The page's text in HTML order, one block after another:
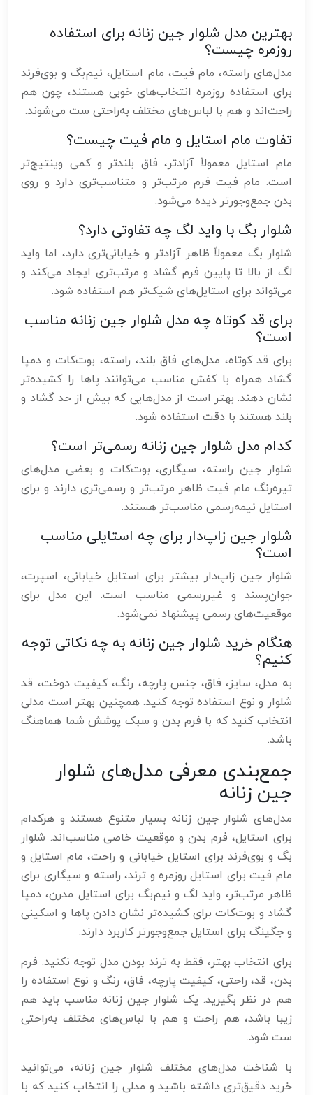
بهترین مدل شلوار جین زنانه برای استفاده
روزمره چیست؟
مدل‌های راسته، مام فیت، مام استایل، نیم‌بگ و بوی‌فرند
برای استفاده روزمره انتخاب‌های خوبی هستند، چون هم
راحت‌اند و هم با لباس‌های مختلف به‌راحتی ست می‌شوند.
تفاوت مام استایل و مام فیت چیست؟
مام استایل معمولاً آزادتر، فاق بلندتر و کمی وینتیج‌تر
است. مام فیت فرم مرتب‌تر و متناسب‌تری دارد و روی
بدن جمع‌وجورتر دیده می‌شود.
شلوار بگ با واید لگ چه تفاوتی دارد؟
شلوار بگ معمولاً ظاهر آزادتر و خیابانی‌تری دارد، اما واید
لگ از بالا تا پایین فرم گشاد و مرتب‌تری ایجاد می‌کند و
می‌تواند برای استایل‌های شیک‌تر هم استفاده شود.
برای قد کوتاه چه مدل شلوار جین زنانه مناسب
است؟
برای قد کوتاه، مدل‌های فاق بلند، راسته، بوت‌کات و دمپا
گشاد همراه با کفش مناسب می‌توانند پاها را کشیده‌تر
نشان دهند. بهتر است از مدل‌هایی که بیش از حد گشاد و
بلند هستند با دقت استفاده شود.
کدام مدل شلوار جین زنانه رسمی‌تر است؟
شلوار جین راسته، سیگاری، بوت‌کات و بعضی مدل‌های
تیره‌رنگ مام فیت ظاهر مرتب‌تر و رسمی‌تری دارند و برای
استایل نیمه‌رسمی مناسب‌تر هستند.
شلوار جین زاپ‌دار برای چه استایلی مناسب
است؟
شلوار جین زاپ‌دار بیشتر برای استایل خیابانی، اسپرت،
جوان‌پسند و غیررسمی مناسب است. این مدل برای
موقعیت‌های رسمی پیشنهاد نمی‌شود.
هنگام خرید شلوار جین زنانه به چه نکاتی توجه
کنیم؟
به مدل، سایز، فاق، جنس پارچه، رنگ، کیفیت دوخت، قد
شلوار و نوع استفاده توجه کنید. همچنین بهتر است مدلی
انتخاب کنید که با فرم بدن و سبک پوشش شما هماهنگ
باشد.
جمع‌بندی معرفی مدل‌های شلوار
جین زنانه
مدل‌های شلوار جین زنانه بسیار متنوع هستند و هرکدام
برای استایل، فرم بدن و موقعیت خاصی مناسب‌اند. شلوار
بگ و بوی‌فرند برای استایل خیابانی و راحت، مام استایل و
مام فیت برای استایل روزمره و ترند، راسته و سیگاری برای
ظاهر مرتب‌تر، واید لگ و نیم‌بگ برای استایل مدرن، دمپا
گشاد و بوت‌کات برای کشیده‌تر نشان دادن پاها و اسکینی
و جگینگ برای استایل جمع‌وجورتر کاربرد دارند.
برای انتخاب بهتر، فقط به ترند بودن مدل توجه نکنید. فرم
بدن، قد، راحتی، کیفیت پارچه، فاق، رنگ و نوع استفاده را
هم در نظر بگیرید. یک شلوار جین زنانه مناسب باید هم
زیبا باشد، هم راحت و هم با لباس‌های مختلف به‌راحتی
ست شود.
با شناخت مدل‌های مختلف شلوار جین زنانه، می‌توانید
خرید دقیق‌تری داشته باشید و مدلی را انتخاب کنید که با